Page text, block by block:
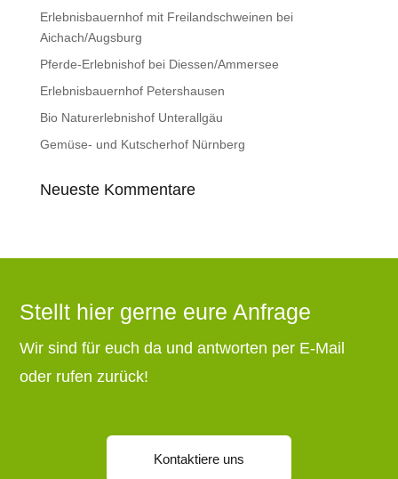
Erlebnisbauernhof mit Freilandschweinen bei
Aichach/Augsburg
Pferde-Erlebnishof bei Diessen/Ammersee
Erlebnisbauernhof Petershausen
Bio Naturerlebnishof Unterallgäu
Gemüse- und Kutscherhof Nürnberg
Neueste Kommentare
Stellt hier gerne eure Anfrage
Wir sind für euch da und antworten per E-Mail
oder rufen zurück!
Kontaktiere uns